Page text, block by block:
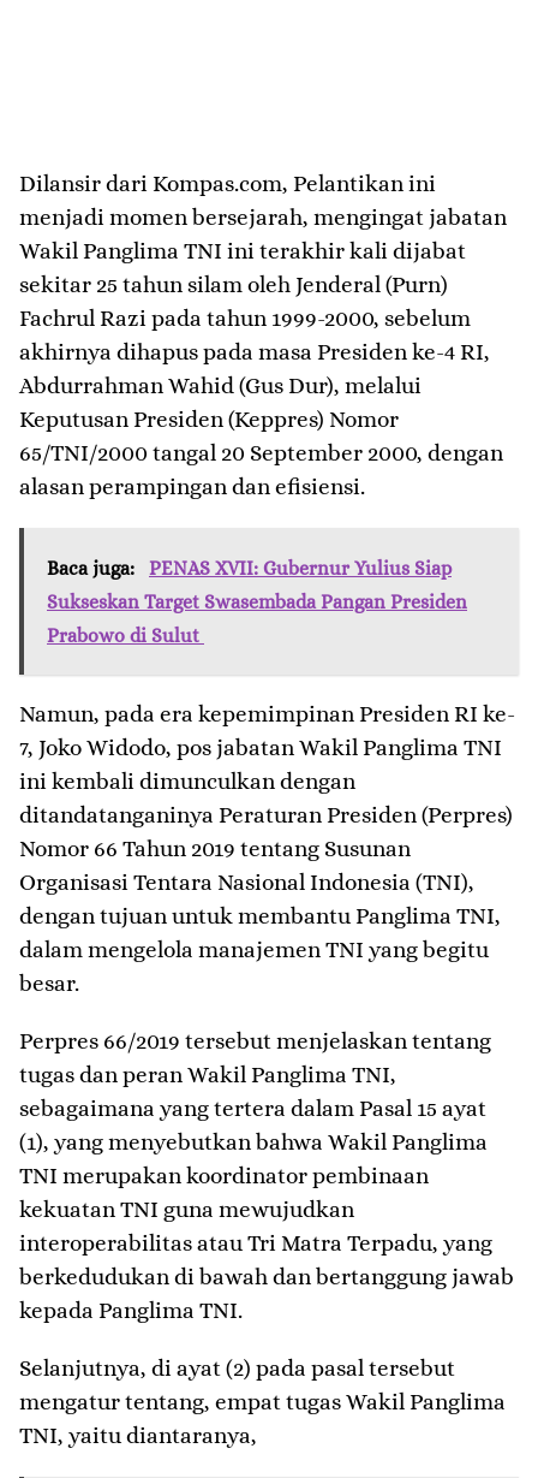
Dilansir dari Kompas.com, Pelantikan ini
menjadi momen bersejarah, mengingat jabatan
Wakil Panglima TNI ini terakhir kali dijabat
sekitar 25 tahun silam oleh Jenderal (Purn)
Fachrul Razi pada tahun 1999-2000, sebelum
akhirnya dihapus pada masa Presiden ke-4 RI,
Abdurrahman Wahid (Gus Dur), melalui
Keputusan Presiden (Keppres) Nomor
65/TNI/2000 tangal 20 September 2000, dengan
alasan perampingan dan efisiensi.
Baca juga:
PENAS XVII: Gubernur Yulius Siap
Sukseskan Target Swasembada Pangan Presiden
Prabowo di Sulut
Namun, pada era kepemimpinan Presiden RI ke-
7, Joko Widodo, pos jabatan Wakil Panglima TNI
ini kembali dimunculkan dengan
ditandatanganinya Peraturan Presiden (Perpres)
Nomor 66 Tahun 2019 tentang Susunan
Organisasi Tentara Nasional Indonesia (TNI),
dengan tujuan untuk membantu Panglima TNI,
dalam mengelola manajemen TNI yang begitu
besar.
Perpres 66/2019 tersebut menjelaskan tentang
tugas dan peran Wakil Panglima TNI,
sebagaimana yang tertera dalam Pasal 15 ayat
(1), yang menyebutkan bahwa Wakil Panglima
TNI merupakan koordinator pembinaan
kekuatan TNI guna mewujudkan
interoperabilitas atau Tri Matra Terpadu, yang
berkedudukan di bawah dan bertanggung jawab
kepada Panglima TNI.
Selanjutnya, di ayat (2) pada pasal tersebut
mengatur tentang, empat tugas Wakil Panglima
TNI, yaitu diantaranya,